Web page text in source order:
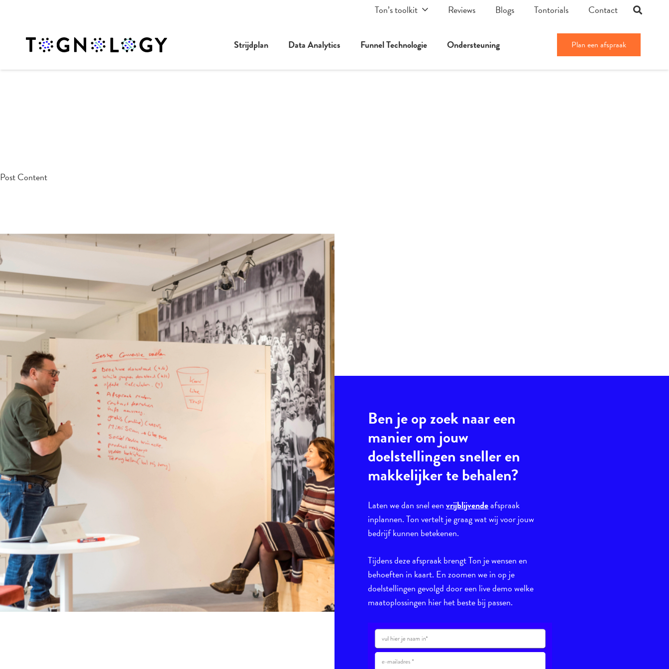
Ton’s toolkit Reviews Blogs Tontorials Contact
Strijdplan Data Analytics Funnel Technologie Ondersteuning Plan een afspraak
Post Content
Ben je op zoek naar een
manier om jouw
doelstellingen sneller en
makkelijker te behalen?
Laten we dan snel eenvrijblijvendeafspraak
inplannen. Ton vertelt je graag wat wij voor jouw
bedrijf kunnen betekenen.
Tijdens deze afspraak brengt Ton je wensen en
behoeften in kaart. En zoomen we in op je
doelstellingen gevolgd door een live demo welke
maatoplossingen hier het beste bij passen.